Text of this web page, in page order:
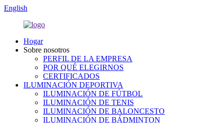
English
Hogar
Sobre nosotros
PERFIL DE LA EMPRESA
POR QUÉ ELEGIRNOS
CERTIFICADOS
ILUMINACIÓN DEPORTIVA
ILUMINACIÓN DE FÚTBOL
ILUMINACIÓN DE TENIS
ILUMINACIÓN DE BALONCESTO
ILUMINACIÓN DE BÁDMINTON